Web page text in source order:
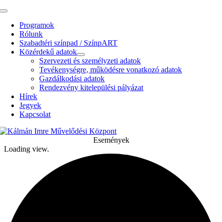
Kihagyás
Toggle
NavigationProgramok
Rólunk
Szabadtéri színpad / SzínpART
Közérdekű adatok
Szervezeti és személyzeti adatok
Tevékenységre, működésre vonatkozó adatok
Gazdálkodási adatok
Rendezvény kitelepülési pályázat
Hírek
Jegyek
Kapcsolat
Események
Loading view.